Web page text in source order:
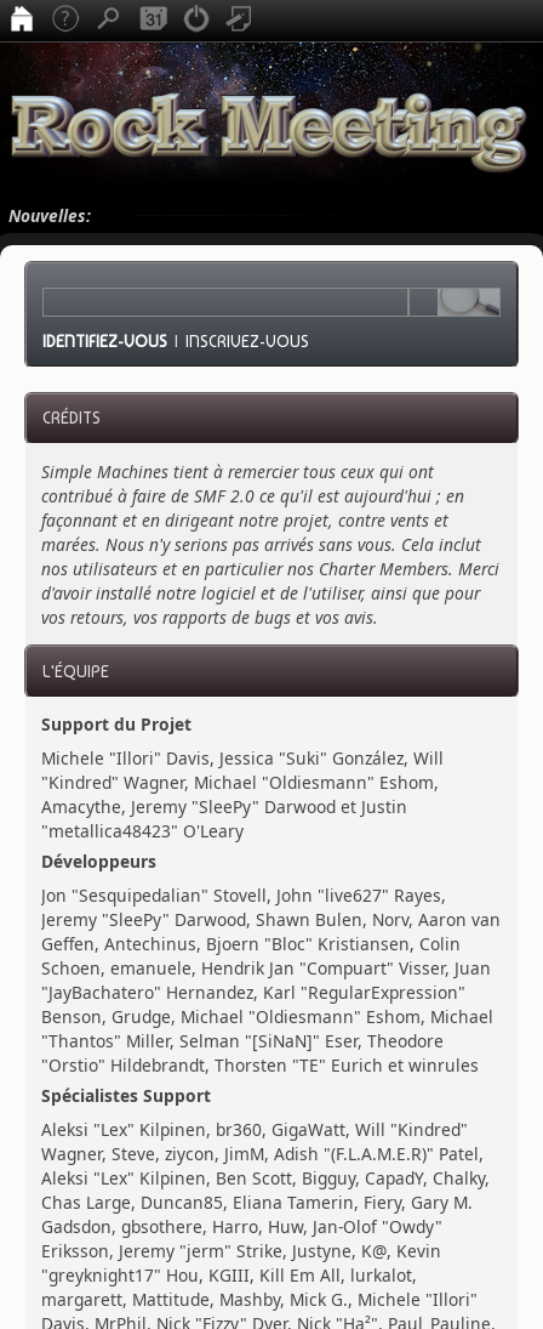
Nouvelles:
IDENTIFIEZ-VOUS |INSCRIVEZ-VOUS
CRÉDITS
Simple Machines tient à remercier tous ceux qui ont
contribué à faire de SMF 2.0 ce qu'il est aujourd'hui ; en
façonnant et en dirigeant notre projet, contre vents et
marées. Nous n'y serions pas arrivés sans vous. Cela inclut
nos utilisateurs et en particulier nos Charter Members. Merci
d'avoir installé notre logiciel et de l'utiliser, ainsi que pour
vos retours, vos rapports de bugs et vos avis.
L'ÉQUIPE
Support du Projet
Michele "Illori" Davis, Jessica "Suki" González, Will
"Kindred" Wagner, Michael "Oldiesmann" Eshom,
Amacythe, Jeremy "SleePy" Darwood et Justin
"metallica48423" O'Leary
Développeurs
Jon "Sesquipedalian" Stovell, John "live627" Rayes,
Jeremy "SleePy" Darwood, Shawn Bulen, Norv, Aaron van
Geffen, Antechinus, Bjoern "Bloc" Kristiansen, Colin
Schoen, emanuele, Hendrik Jan "Compuart" Visser, Juan
"JayBachatero" Hernandez, Karl "RegularExpression"
Benson, Grudge, Michael "Oldiesmann" Eshom, Michael
"Thantos" Miller, Selman "[SiNaN]" Eser, Theodore
"Orstio" Hildebrandt, Thorsten "TE" Eurich et winrules
Spécialistes Support
Aleksi "Lex" Kilpinen, br360, GigaWatt, Will "Kindred"
Wagner, Steve, ziycon, JimM, Adish "(F.L.A.M.E.R)" Patel,
Aleksi "Lex" Kilpinen, Ben Scott, Bigguy, CapadY, Chalky,
Chas Large, Duncan85, Eliana Tamerin, Fiery, Gary M.
Gadsdon, gbsothere, Harro, Huw, Jan-Olof "Owdy"
Eriksson, Jeremy "jerm" Strike, Justyne, K@, Kevin
"greyknight17" Hou, KGIII, Kill Em All, lurkalot,
margarett, Mattitude, Mashby, Mick G., Michele "Illori"
Davis, MrPhil, Nick "Fizzy" Dyer, Nick "Ha²", Paul_Pauline,